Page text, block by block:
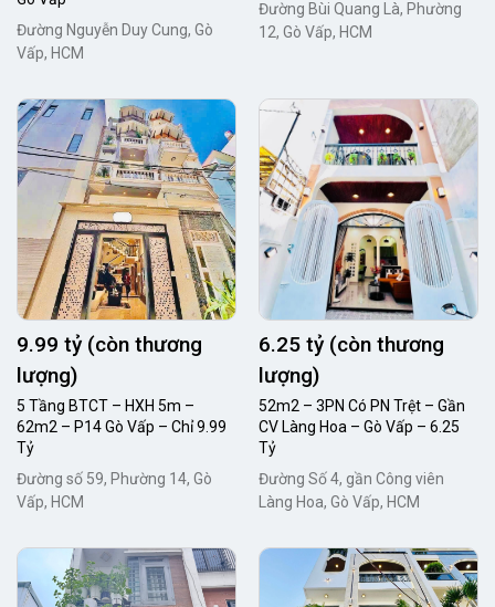
Đường Nguyễn Duy Cung, Gò
Vấp, HCM
Đường Bùi Quang Là, Phường
12, Gò Vấp, HCM
9.99 tỷ (còn thương
lượng)
5 Tầng BTCT – HXH 5m –
62m2 – P14 Gò Vấp – Chỉ 9.99
Tỷ
Đường số 59, Phường 14, Gò
Vấp, HCM
6.25 tỷ (còn thương
lượng)
52m2 – 3PN Có PN Trệt – Gần
CV Làng Hoa – Gò Vấp – 6.25
Tỷ
Đường Số 4, gần Công viên
Làng Hoa, Gò Vấp, HCM